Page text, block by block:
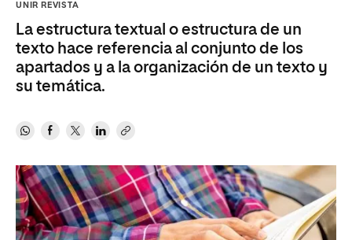
UNIR REVISTA
La estructura textual o estructura de un
texto hace referencia al conjunto de los
apartados y a la organización de un texto y
su temática.